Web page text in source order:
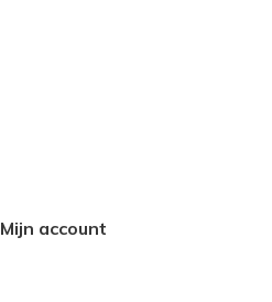
Mijn account